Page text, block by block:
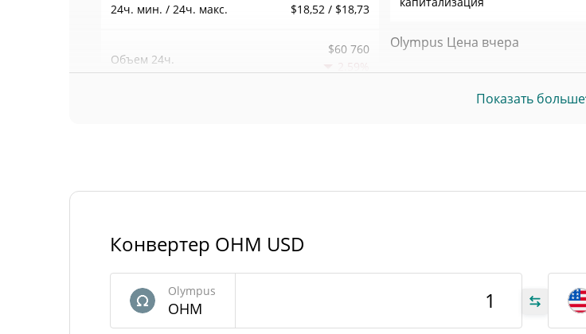
24ч. мин. / 24ч. макс. $18,52 / $18,73
Объем 24ч.
$60 760
2.59%
Olympus Предложение
В обращении
Общее предложение 19 827 292,234 OHM
Olympus Цена вчера
Вчерашнее изменение
Показать больше
Конвертер OHM USD
Olympus
OHM